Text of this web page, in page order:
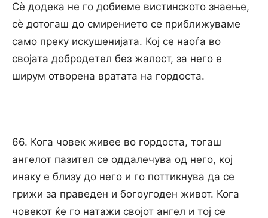
Сѐ додека не го добиеме вистинското знаење,
сѐ дотогаш до смирението се приближуваме
само преку искушенијата. Кој се наоѓа во
својата добродетел без жалост, за него е
ширум отворена вратата на гордоста.
66. Кога човек живее во гордоста, тогаш
ангелот пазител се оддалечува од него, кој
инаку е близу до него и го поттикнува да се
грижи за праведен и богоугоден живот. Кога
човекот ќе го натажи својот ангел и тој се